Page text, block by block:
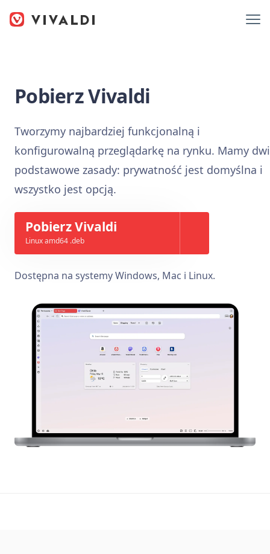
Pobierz Vivaldi
Tworzymy najbardziej funkcjonalną i
konfigurowalną przeglądarkę na rynku. Mamy
podstawowe zasady: prywatność jest domyślna i
wszystko jest opcją.
Pobierz Vivaldi
Linux amd64 .deb
Dostępna na systemy Windows, Mac i Linux.